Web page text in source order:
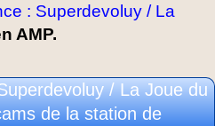
: Superdevoluy / La
AMP.
/ La Joue du
de la station de